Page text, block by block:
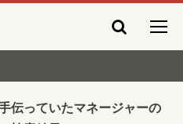
伝っていたマネージャーの